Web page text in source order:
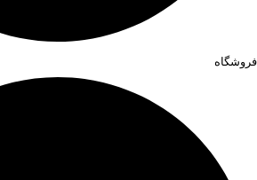
فروشگاه